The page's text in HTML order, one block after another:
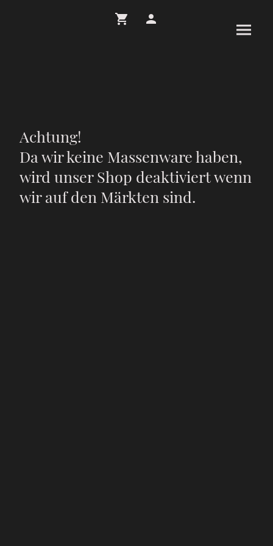
Achtung!
Da wir keine Massenware haben,
wird unser Shop deaktiviert wenn
wir auf den Märkten sind.